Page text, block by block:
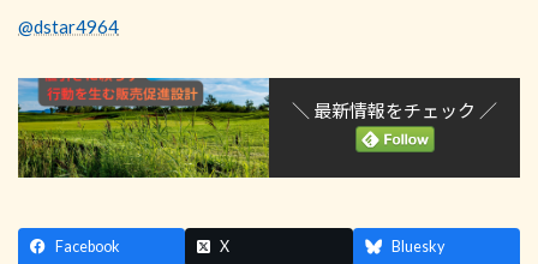
@dstar4964
＼ 最新情報をチェック ／
Facebook X Bluesky